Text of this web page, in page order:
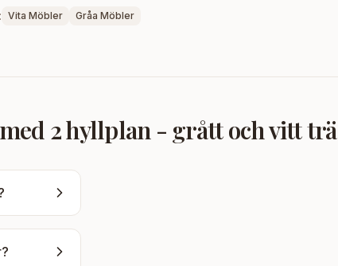
Vita Möbler Gråa Möbler
2 hyllplan - grått och vitt trä